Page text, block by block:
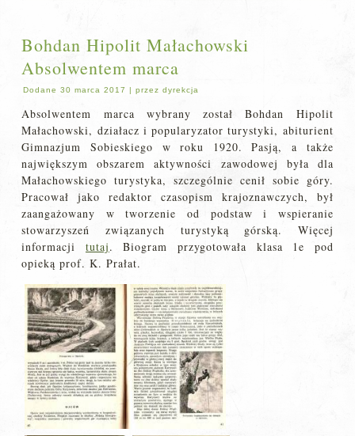
Bohdan Hipolit Małachowski
Absolwentem marca
Dodane 30 marca 2017 |przez dyrekcja
Absolwentem marca wybrany został Bohdan Hipolit
Małachowski, działacz i popularyzator turystyki, abiturient
Gimnazjum Sobieskiego w roku 1920. Pasją, a także
największym obszarem aktywności zawodowej była dla
Małachowskiego turystyka, szczególnie cenił sobie góry.
Pracował jako redaktor czasopism krajoznawczych, był
zaangażowany w tworzenie od podstaw i wspieranie
stowarzyszeń związanych turystyką górską. Więcej
informacji tutaj. Biogram przygotowała klasa 1e pod
opieką prof. K. Prałat.